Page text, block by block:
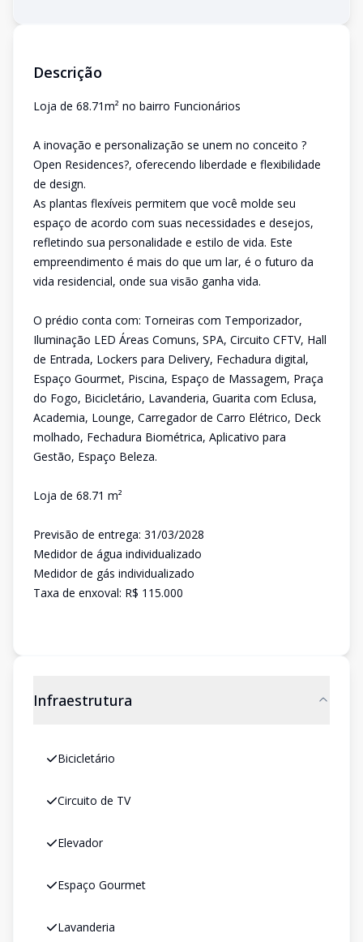
Descrição
Loja de 68.71m² no bairro Funcionários
A inovação e personalização se unem no conceito ?
Open Residences?, oferecendo liberdade e flexibilidade
de design.
As plantas flexíveis permitem que você molde seu
espaço de acordo com suas necessidades e desejos,
refletindo sua personalidade e estilo de vida. Este
empreendimento é mais do que um lar, é o futuro da
vida residencial, onde sua visão ganha vida.
O prédio conta com: Torneiras com Temporizador,
Iluminação LED Áreas Comuns, SPA, Circuito CFTV, Hall
de Entrada, Lockers para Delivery, Fechadura digital,
Espaço Gourmet, Piscina, Espaço de Massagem, Praça
do Fogo, Bicicletário, Lavanderia, Guarita com Eclusa,
Academia, Lounge, Carregador de Carro Elétrico, Deck
molhado, Fechadura Biométrica, Aplicativo para
Gestão, Espaço Beleza.
Loja de 68.71 m²
Previsão de entrega: 31/03/2028
Medidor de água individualizado
Medidor de gás individualizado
Taxa de enxoval: R$ 115.000
Infraestrutura
Bicicletário
Circuito de TV
Elevador
Espaço Gourmet
Lavanderia